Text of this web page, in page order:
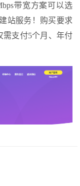
带宽方案可以选
站服务！购买要求
需支付5个月、年付